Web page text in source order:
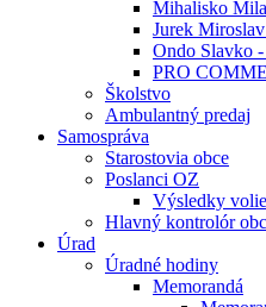
Mihalisko
Jurek
Ondo Slavko
PRO
Školstvo
Ambulantný predaj
Samospráva
Starostovia obce
Poslanci OZ
Výsledky
Hlavný kontrolór
Úrad
Úradné hodiny
Memorandá